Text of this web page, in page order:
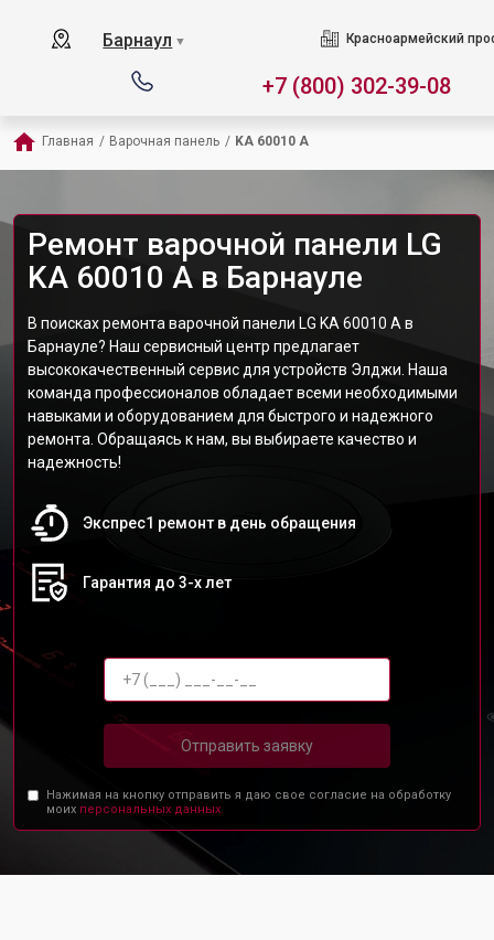
Барнаул ▼ Красноармейский
+7 (800) 302-39-08
Главная / Варочная панель / KA 60010 A
Ремонт варочной панели LG
KA 60010 A в Барнауле
В поисках ремонта варочной панели LG KA 60010 A в
Барнауле? Наш сервисный центр предлагает
высококачественный сервис для устройств Элджи. Наша
команда профессионалов обладает всеми необходимыми
навыками и оборудованием для быстрого и надежного
ремонта. Обращаясь к нам, вы выбираете качество и
надежность!
Экспрес1 ремонт в день обращения
Гарантия до 3-х лет
Отправить заявку
Нажимая на кнопку отправить я даю свое согласие на обработку
моих персональных данных.